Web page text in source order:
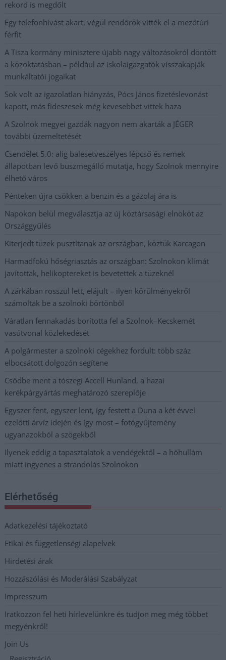
rekord is megdőlt
Egy telefonhívást akart, végül rendőrök vitték el a mezőtúri
férfit
A Tisza kormány minisztere újabb nagy változásokról döntött
a közoktatásban – például az iskolaigazgatók visszakapják
munkáltatói jogaikat
Sok volt az igazolatlan hiányzás, Pócs János fizetéslevonást
kapott, más fideszesek még kevesebbet vittek haza
A Szolnok megyei gazdák nagyon nem akarták a JÉGER
további üzemeltetését
Csendélet 5.0: alig balesetveszélyes lépcső és remek
állapotban levő buszmegálló mutatja, hogy Szolnok mennyire
élhető város
Pénteken újra csökken a benzin és a gázolaj ára is
Napokon belül megválasztja az új köztársasági elnököt az
Országgyűlés
Kiterjedt tüzek pusztítanak az országban, köztük Karcagon
Harmadfokú hőségriasztás az országban: Szolnokon klímát
javítottak, helikoptereket is bevetettek a tüzeknél
A zárkában rosszul lett, elájult – ilyen körülményekről
számoltak be a szolnoki börtönből
Váratlan fennakadás borította fel a Szolnok–Kecskemét
vasútvonal közlekedését
A polgármester a szolnoki cégekhez fordult: több száz
elbocsátott dolgozón segítene
Csődbe ment a tószegi Accell Hunland, a hazai
kerékpárgyártás meghatározó szereplője
Egyszer fent, egyszer lent, így festett a Duna a két évvel
ezelőtti árvíz idején és így most – fotógyűjtemény
ugyanazokból a szögekből
Ilyenek eddig a tapasztalatok a vendégektől – a hőhullám
miatt ingyenes a strandolás Szolnokon
Elérhetőség
Adatkezelési tájékoztató
Etikai és függetlenségi alapelvek
Hirdetési árak
Hozzászólási és Moderálási Szabályzat
Impresszum
Iratkozzon fel heti hírlevelünkre és tudjon meg még többet
megyénkről!
Join Us